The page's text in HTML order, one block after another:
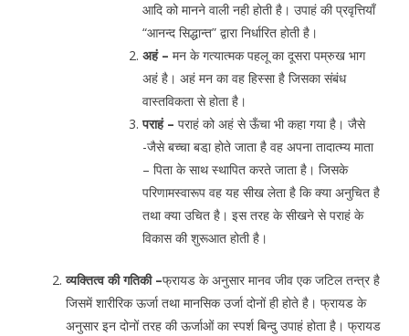
आदि को मानने वाली नही होती है। उपाहं की प्रवृत्तियाँ
“आनन्द सिद्धान्त” द्वारा निर्धारित होती है।
अहं – मन के गत्यात्मक पहलू का दूसरा पम्रुख भाग
अहं है। अहं मन का वह हिस्सा है जिसका संबंध
वास्तविकता से होता है।
पराहं – पराहं को अहं से ऊँचा भी कहा गया है। जैसे
-जैसे बच्चा बडा़ होते जाता है वह अपना तादात्म्य माता
– पिता के साथ स्थापित करते जाता है। जिसके
परिणामस्वारूप वह यह सीख लेता है कि क्या अनुचित है
तथा क्या उचित है। इस तरह के सीखने से पराहं के
विकास की शुरूआत होती है।
व्यक्तित्व की गतिकी –फ्रायड के अनुसार मानव जीव एक जटिल तन्त्र है
जिसमें शारीरिक ऊर्जा तथा मानसिक उर्जा दोनों ही होते है। फ्रायड के
अनुसार इन दोनों तरह की ऊर्जाओं का स्पर्श बिन्दु उपाहं होता है। फ्रायड